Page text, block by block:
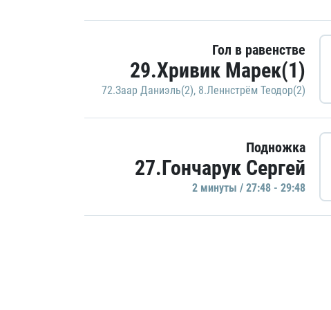
Гол в равенстве
29.Хривик Марек(1)
72.Заар Даниэль(2), 8.Леннстрём Теодор(2)
Подножка
27.Гончарук Сергей
2 минуты / 27:48 - 29:48